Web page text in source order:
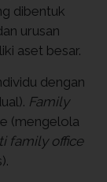
dibentuk
urusan
aset besar.
dengan
Family
(mengelola
family office